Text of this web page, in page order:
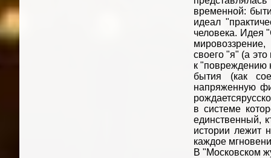
временной:
идеал
человека. Идея
своего "я" (а
к "повреждению
бытия (как
напряженную
в системе
единственный,
истории лежит
каждое
В "Московском